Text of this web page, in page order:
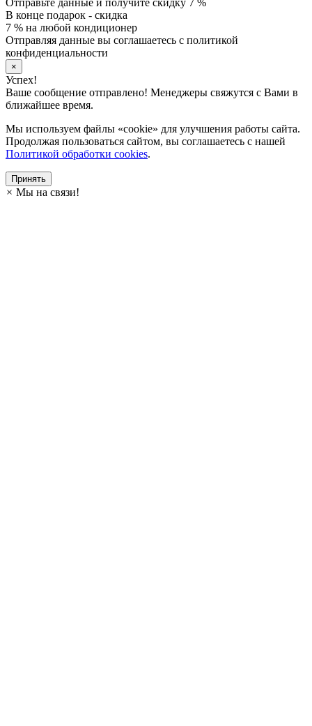
Отправьте данные и получите скидку 7 %
В конце подарок - скидка
7 % на любой кондиционер
Отправляя данные вы соглашаетесь с политикой
конфиденциальности
×
Успех!
Ваше сообщение отправлено! Менеджеры свяжутся с Вами в
ближайшее время.
Мы используем файлы «cookie» для улучшения работы сайта.
Продолжая пользоваться сайтом, вы соглашаетесь с нашей
Политикой обработки cookies.
Принять
× Мы на связи!